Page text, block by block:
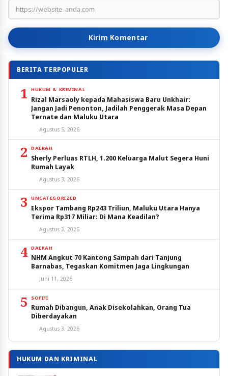
Kirim Komentar
BERITA TERPOPULER
1 HUKUM & KRIMINAL
Rizal Marsaoly kepada Mahasiswa Baru Unkhair:
Jangan Jadi Penonton, Jadilah Penggerak Masa Depan
Ternate dan Maluku Utara
Agustus 5, 2026
2 DAERAH
Sherly Perluas RTLH, 1.200 Keluarga Malut Segera Huni
Rumah Layak
Agustus 3, 2026
3 UNCATEGORIZED
Ekspor Tambang Rp243 Triliun, Maluku Utara Hanya
Terima Rp317 Miliar: Di Mana Keadilan?
Agustus 3, 2026
4 DAERAH
NHM Angkut 70 Kantong Sampah dari Tanjung
Barnabas, Tegaskan Komitmen Jaga Lingkungan
Juni 11, 2026
5 SOFIFI
Rumah Dibangun, Anak Disekolahkan, Orang Tua
Diberdayakan
Agustus 3, 2026
HUKUM DAN KRIMINAL